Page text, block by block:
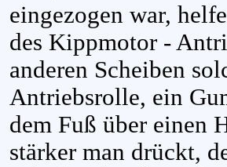
eingezogen war,
des Kippmotor -
anderen Scheiben
Antriebsrolle, ein
dem Fuß über einen
stärker man drückt,